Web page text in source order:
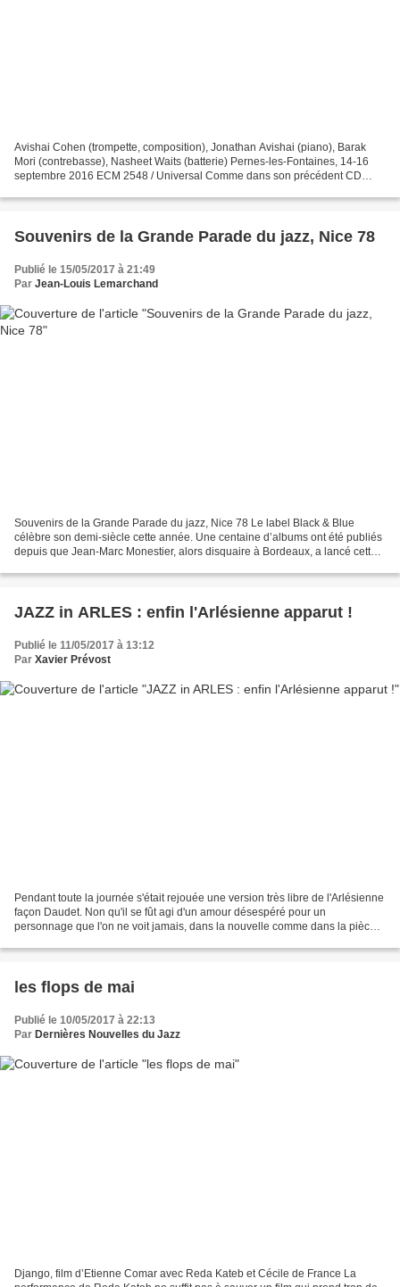
Avishai Cohen (trompette, composition), Jonathan Avishai (piano), Barak
Mori (contrebasse), Nasheet Waits (batterie) Pernes-les-Fontaines, 14-16
septembre 2016 ECM 2548 / Universal Comme dans son précédent CD
Souvenirs de la Grande Parade du jazz, Nice 78
Publié le 15/05/2017 à 21:49
Par Jean-Louis Lemarchand
Souvenirs de la Grande Parade du jazz, Nice 78 Le label Black & Blue
célèbre son demi-siècle cette année. Une centaine d’albums ont été publiés
depuis que Jean-Marc Monestier, alors disquaire à Bordeaux, a lancé cette
JAZZ in ARLES : enfin l'Arlésienne apparut !
Publié le 11/05/2017 à 13:12
Par Xavier Prévost
Pendant toute la journée s'était rejouée une version très libre de l'Arlésienne
façon Daudet. Non qu'il se fût agi d'un amour désespéré pour un
personnage que l'on ne voit jamais, dans la nouvelle comme dans la pièce,
les flops de mai
Publié le 10/05/2017 à 22:13
Par Dernières Nouvelles du Jazz
Django, film d’Etienne Comar avec Reda Kateb et Cécile de France La